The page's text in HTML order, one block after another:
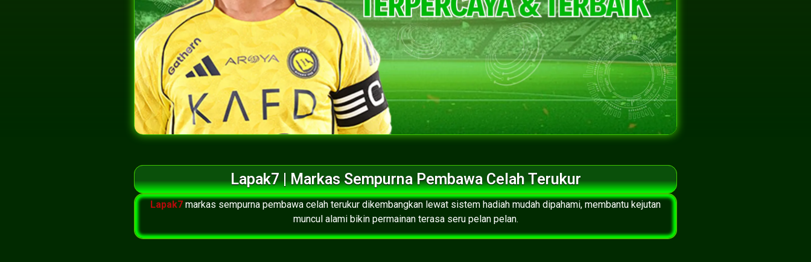
Lapak7 | Markas Sempurna Pembawa Celah Terukur
Lapak7 markas sempurna pembawa celah terukur dikembangkan lewat sistem hadiah mudah dipahami, membantu kejutan
muncul alami bikin permainan terasa seru pelan pelan.